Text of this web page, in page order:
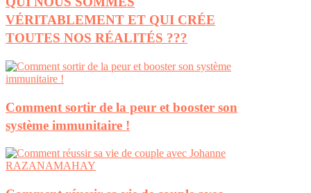
VÉRITABLEMENT ET QUI CRÉE
TOUTES NOS RÉALITÉS ???
Comment sortir de la peur et booster son
système immunitaire !